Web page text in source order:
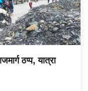
ठप्प, यात्रा